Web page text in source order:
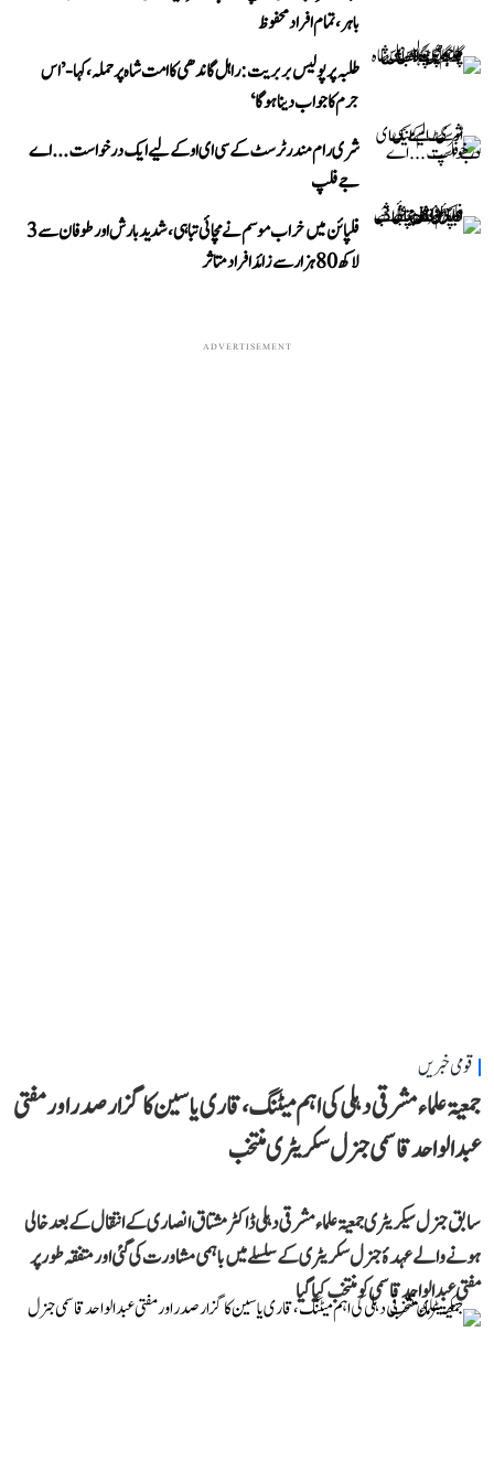
باہر، تمام افراد محفوظ
طلبہ پر پولیس بربریت: راہل گاندھی کا امت شاہ پر حملہ، کہا- ’اس
جرم کا جواب دینا ہوگا‘
شری رام مندر ٹرسٹ کے سی ای او کے لیے ایک درخواست...اے
جے فلپ
فلپائن میں خراب موسم نے مچائی تباہی، شدید بارش اور طوفان سے 3
لاکھ 80 ہزار سے زائد افراد متاثر
ADVERTISEMENT
قومی خبریں
جمعیۃ علماء مشرقی دہلی کی اہم میٹنگ، قاری یاسین کا گزار صدر اور مفتی
عبد الواحد قاسمی جنرل سکریٹری منتخب
سابق جنرل سیکریٹری جمعیۃ علماء مشرقی دہلی ڈاکٹر مشتاق انصاری کے انتقال کے بعد خالی
ہونے والے عہدۂ جنرل سکریٹری کے سلسلے میں باہمی مشاورت کی گئی اور متفقہ طور پر
مفتی عبد الواحد قاسمی کو منتخب کیا گیا